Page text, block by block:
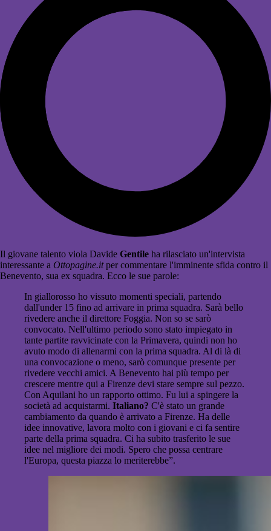
Il giovane talento viola Davide Gentile ha rilasciato un'intervista
interessante a Ottopagine.itper commentare l'imminente sfida contro il
Benevento, sua ex squadra. Ecco le sue parole:
In giallorosso ho vissuto momenti speciali, partendo
dall'under 15 fino ad arrivare in prima squadra. Sarà bello
rivedere anche il direttore Foggia. Non so se sarò
convocato. Nell'ultimo periodo sono stato impiegato in
tante partite ravvicinate con la Primavera, quindi non ho
avuto modo di allenarmi con la prima squadra. Al di là di
una convocazione o meno, sarò comunque presente per
rivedere vecchi amici. A Benevento hai più tempo per
crescere mentre qui a Firenze devi stare sempre sul pezzo.
Con Aquilani ho un rapporto ottimo. Fu lui a spingere la
società ad acquistarmi. Italiano? C'è stato un grande
cambiamento da quando è arrivato a Firenze. Ha delle
idee innovative, lavora molto con i giovani e ci fa sentire
parte della prima squadra. Ci ha subito trasferito le sue
idee nel migliore dei modi. Spero che possa centrare
l'Europa, questa piazza lo meriterebbe”.